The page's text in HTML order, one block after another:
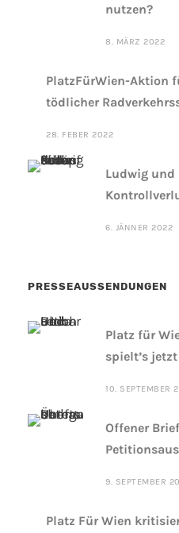
nutzen?
8. MÄRZ 2022
PlatzFürWien-Aktion
tödlicher
28. FEBER 2022
Ludwig und
6. JÄNNER 2022
PRESSEAUSSENDUNGEN
Platz für
spielt’s
10. SEPTEMBER
Offener
9. SEPTEMBER
Platz Für Wien